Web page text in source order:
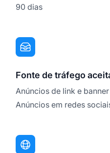
90 dias
Fonte de tráfego
Anúncios de link e banner
Anúncios em redes